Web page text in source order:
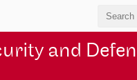
and Defen